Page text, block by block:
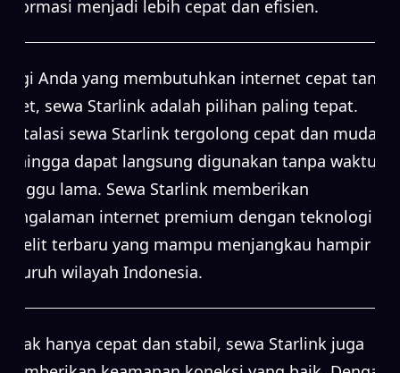
informasi menjadi lebih cepat dan efisien.
Bagi Anda yang membutuhkan internet cepat tanpa
ribet, sewa Starlink adalah pilihan paling tepat.
Instalasi sewa Starlink tergolong cepat dan mudah,
sehingga dapat langsung digunakan tanpa waktu
tunggu lama. Sewa Starlink memberikan
pengalaman internet premium dengan teknologi
satelit terbaru yang mampu menjangkau hampir
seluruh wilayah Indonesia.
Tidak hanya cepat dan stabil, sewa Starlink juga